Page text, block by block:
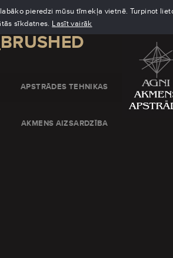
pieredzi mūsu tīmekļa vietnē. Turpinot
sīkdatnes. Lasīt vairāk
APSTRĀDES TEHNIKAS
AKMENS AIZSARDZĪBA